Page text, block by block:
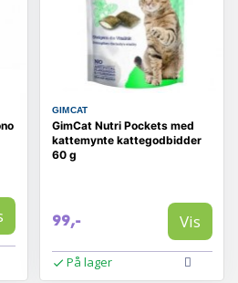
GIMCAT
GimCat Nutri Pockets med
kattemynte kattegodbidder
60 g
99,- Vis
På lager